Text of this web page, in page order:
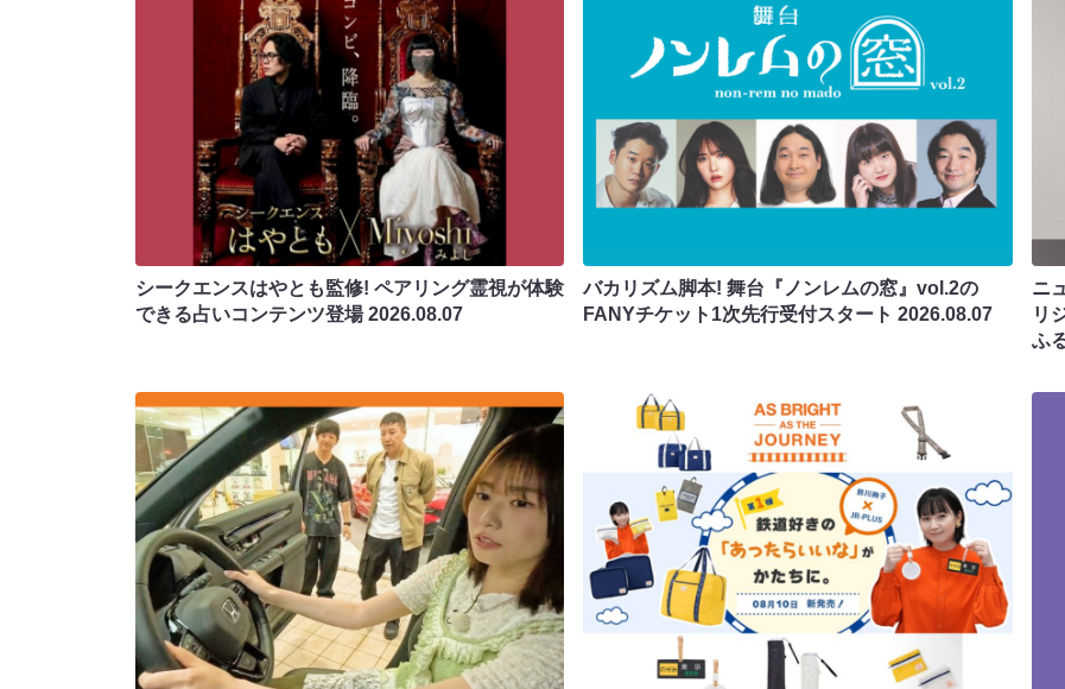
シークエンスはやとも監修! ペアリング霊視が体験
できる占いコンテンツ登場2026.08.07
バカリズム脚本! 舞台『ノンレムの窓』vol.2の
FANYチケット1次先行受付スタート2026.08.07
ニ
リ
ふ